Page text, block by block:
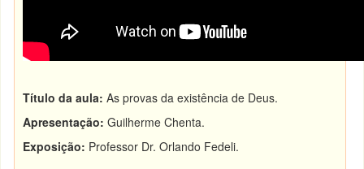
Título da aula: As provas da existência de Deus.
Apresentação:Guilherme Chenta.
Exposição: Professor Dr. Orlando Fedeli.